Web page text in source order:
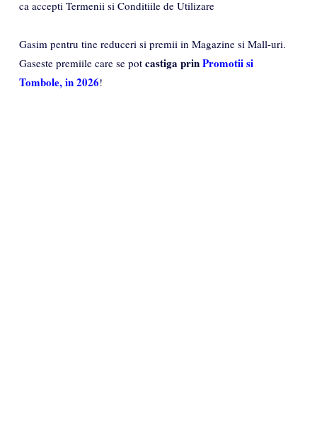
ca accepti Termenii si Conditiile de Utilizare
Gasim pentru tine reduceri si premii in Magazine si Mall-uri.
Gaseste premiile care se pot castiga prinPromotii si
Tombole, in 2026!